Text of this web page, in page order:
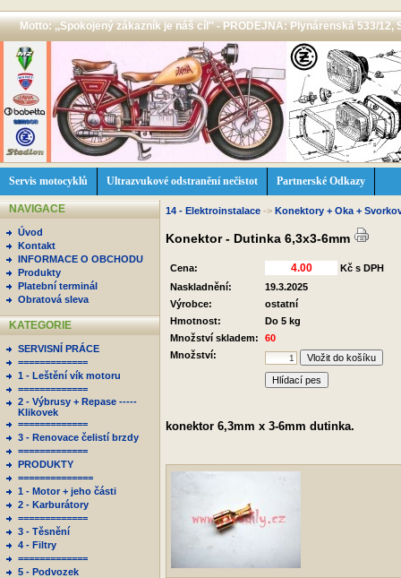
Motto: ,,Spokojený zákazník je náš cíl'' - PRODEJNA: Plynárenská 533/12,
Servis motocyklů Ultrazvukové odstranění nečistot Partnerské Odkazy
NAVIGACE
Úvod
Kontakt
INFORMACE O OBCHODU
Produkty
Platební terminál
Obratová sleva
KATEGORIE
SERVISNÍ PRÁCE
=============
1 - Leštění vík motoru
=============
2 - Výbrusy + Repase -----
Klikovek
=============
3 - Renovace čelistí brzdy
=============
PRODUKTY
==============
1 - Motor + jeho části
2 - Karburátory
=============
3 - Těsnění
4 - Filtry
=============
5 - Podvozek
14 - Elektroinstalace -> Konektory + Oka +
Konektor - Dutinka 6,3x3-6mm
Cena:
Kč s DPH
Naskladnění:
19.3.2025
Výrobce:
ostatní
Hmotnost:
Do 5 kg
Množství skladem:
60
Množství:
Hlídací pes
konektor 6,3mm x 3-6mm dutinka.